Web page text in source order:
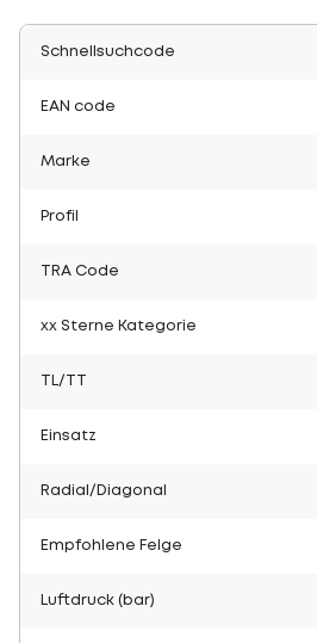
Schnellsuchcode
EAN code
Marke
Profil
TRA Code
xx Sterne Kategorie
TL/TT
Einsatz
Radial/Diagonal
Empfohlene Felge
Luftdruck (bar)